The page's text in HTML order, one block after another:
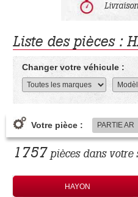
Liste des pièces :
Changer votre véhicule :
Votre pièce : PARTIE AR
1757 pièces dans votre
HAYON